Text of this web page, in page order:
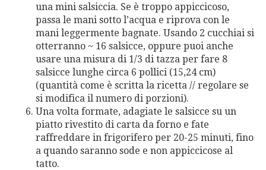
una mini salsiccia. Se è troppo appiccicoso,
passa le mani sotto l’acqua e riprova con le
mani leggermente bagnate. Usando 2 cucchiai si
otterranno ~ 16 salsicce, oppure puoi anche
usare una misura di 1/3 di tazza per fare 8
salsicce lunghe circa 6 pollici (15,24 cm)
(quantità come è scritta la ricetta // regolare se
si modifica il numero di porzioni).
Una volta formate, adagiate le salsicce su un
piatto rivestito di carta da forno e fate
raffreddare in frigorifero per 20-25 minuti, fino
a quando saranno sode e non appiccicose al
tatto.